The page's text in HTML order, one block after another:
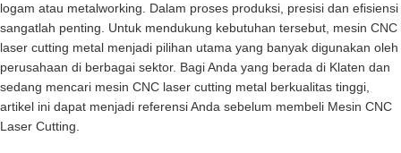
logam atau metalworking. Dalam proses produksi, presisi dan efisiensi
sangatlah penting. Untuk mendukung kebutuhan tersebut, mesin CNC
laser cutting metal menjadi pilihan utama yang banyak digunakan oleh
perusahaan di berbagai sektor. Bagi Anda yang berada di Klaten dan
sedang mencari mesin CNC laser cutting metal berkualitas tinggi,
artikel ini dapat menjadi referensi Anda sebelum membeli Mesin CNC
Laser Cutting.